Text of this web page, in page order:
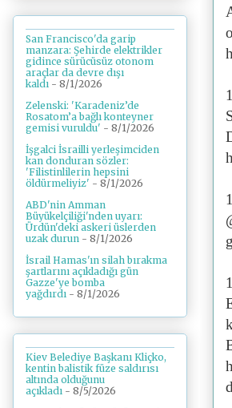
San Francisco'da garip
manzara: Şehirde elektrikler
gidince sürücüsüz otonom
araçlar da devre dışı
kaldı - 8/1/2026
Zelenski: 'Karadeniz’de
Rosatom’a bağlı konteyner
gemisi vuruldu' - 8/1/2026
İşgalci İsrailli yerleşimciden
kan donduran sözler:
'Filistinlilerin hepsini
öldürmeliyiz' - 8/1/2026
ABD'nin Amman
Büyükelçiliği'nden uyarı:
Ürdün'deki askeri üslerden
uzak durun - 8/1/2026
İsrail Hamas'ın silah bırakma
şartlarını açıkladığı gün
Gazze'ye bomba
yağdırdı - 8/1/2026
Kiev Belediye Başkanı Kliçko,
kentin balistik füze saldırısı
altında olduğunu
açıkladı - 8/5/2026